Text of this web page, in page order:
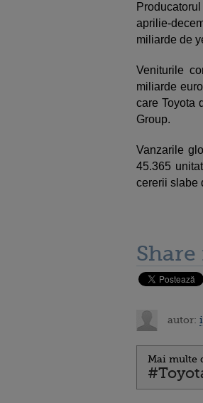
aprilie-
miliarde de
Veniturile
miliarde
care Toyota
Group.
Vanzarile
45.365
cererii slabe
Share
autor:
Mai multe